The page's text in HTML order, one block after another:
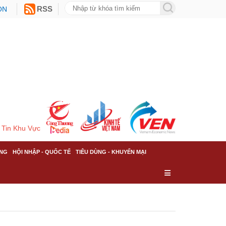
RSS
Tin Khu Vực
HỘI NHẬP - QUỐC TẾ TIÊU DÙNG - KHUYẾN MẠI